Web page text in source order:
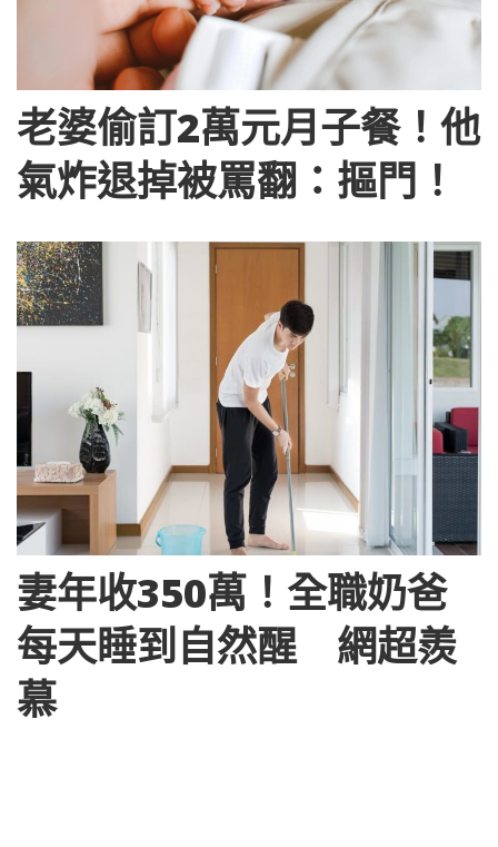
老婆偷訂2萬元月子餐！他
氣炸退掉被罵翻：摳門！
妻年收350萬！全職奶爸
每天睡到自然醒 網超羨
慕